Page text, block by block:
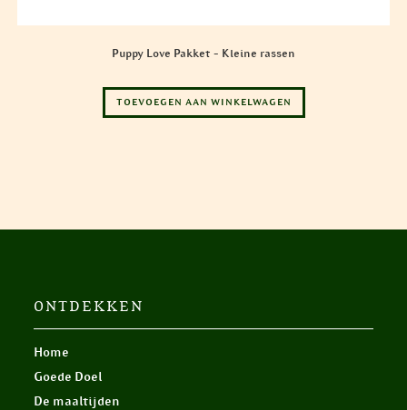
Puppy Love Pakket – Kleine rassen
TOEVOEGEN AAN WINKELWAGEN
ONTDEKKEN
Home
Goede Doel
De maaltijden